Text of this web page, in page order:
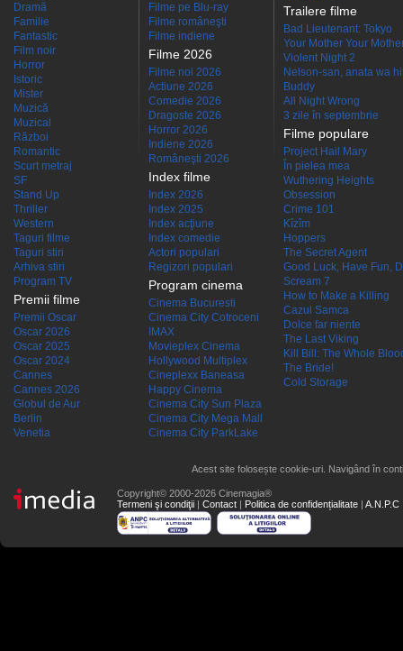
Dramă
Familie
Fantastic
Film noir
Horror
Istoric
Mister
Muzică
Muzical
Război
Romantic
Scurt metraj
SF
Stand Up
Thriller
Western
Taguri filme
Taguri stiri
Arhiva stiri
Program TV
Premii filme
Premii Oscar
Oscar 2026
Oscar 2025
Oscar 2024
Cannes
Cannes 2026
Globul de Aur
Berlin
Venetia
Filme pe Blu-ray
Filme româneşti
Filme indiene
Filme 2026
Filme noi 2026
Actiune 2026
Comedie 2026
Dragoste 2026
Horror 2026
Indiene 2026
Româneşti 2026
Index filme
Index 2026
Index 2025
Index acţiune
Index comedie
Actori populari
Regizori populari
Program cinema
Cinema Bucuresti
Cinema City Cotroceni
IMAX
Movieplex Cinema
Hollywood Multiplex
Cineplexx Baneasa
Happy Cinema
Cinema City Sun Plaza
Cinema City Mega Mall
Cinema City ParkLake
Trailere filme
Bad Lieutenant: Tokyo
Your Mother Your
Violent Night 2
Nelson-san, anata wa
Buddy
All Night Wrong
3 zile în septembrie
Filme populare
Project Hail Mary
În pielea mea
Wuthering Heights
Obsession
Crime 101
Kîzîm
Hoppers
The Secret Agent
Good Luck, Have Fun,
Scream 7
How to Make a Killing
Cazul Samca
Dolce far niente
The Last Viking
Kill Bill: The Whole
The Bride!
Cold Storage
Acest site folosește cookie-uri. Navigând în
Copyright© 2000-2026 Cinemagia®
Termeni şi condiţii | Contact | Politica de confidențialitate | A.N.P.C